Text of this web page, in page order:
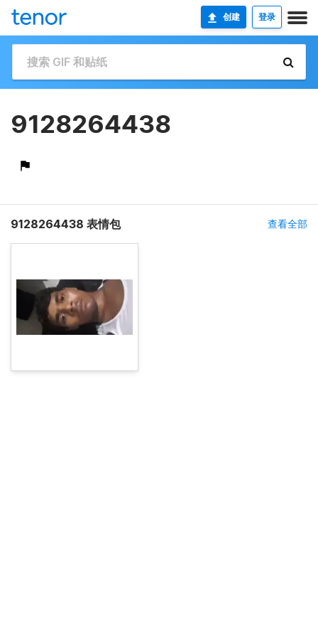
创建 登录
9128264438
9128264438 表情包 查看全部